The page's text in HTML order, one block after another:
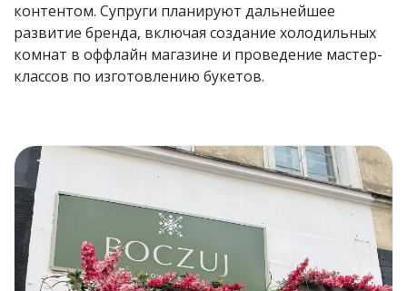
контентом. Супруги планируют дальнейшее
развитие бренда, включая создание холодильных
комнат в оффлайн магазине и проведение мастер-
классов по изготовлению букетов.